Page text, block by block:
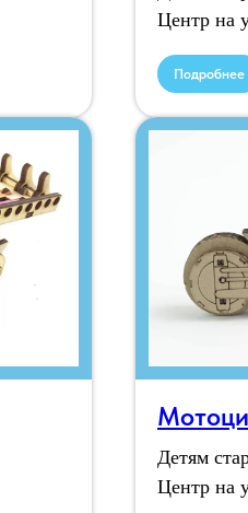
Центр на
Подробнее
Детям
Центр на